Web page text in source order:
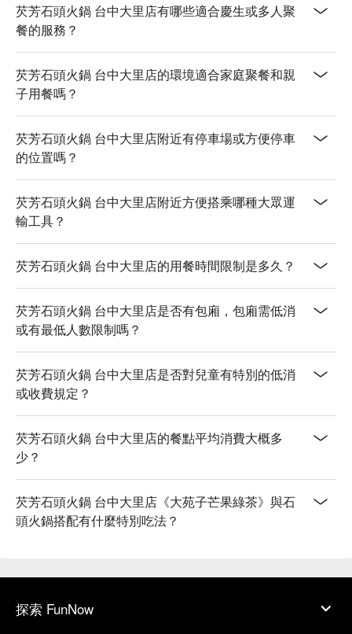
芡芳石頭火鍋 台中大里店有哪些適合慶生或多人聚
餐的服務？
芡芳石頭火鍋 台中大里店的環境適合家庭聚餐和親
子用餐嗎？
芡芳石頭火鍋 台中大里店附近有停車場或方便停車
的位置嗎？
芡芳石頭火鍋 台中大里店附近方便搭乘哪種大眾運
輸工具？
芡芳石頭火鍋 台中大里店的用餐時間限制是多久？
芡芳石頭火鍋 台中大里店是否有包廂，包廂需低消
或有最低人數限制嗎？
芡芳石頭火鍋 台中大里店是否對兒童有特別的低消
或收費規定？
芡芳石頭火鍋 台中大里店的餐點平均消費大概多
少？
芡芳石頭火鍋 台中大里店《大苑子芒果綠茶》與石
頭火鍋搭配有什麼特別吃法？
探索 FunNow